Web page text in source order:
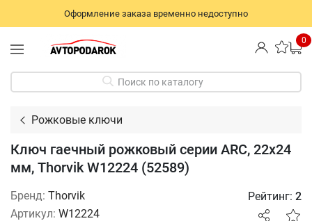
Оформление заказа временно недоступно
0
Поиск по каталогу
Рожковые ключи
Ключ гаечный рожковый серии ARC, 22х24
мм, Thorvik W12224 (52589)
Бренд: Thorvik
Артикул: W12224
Рейтинг: 2